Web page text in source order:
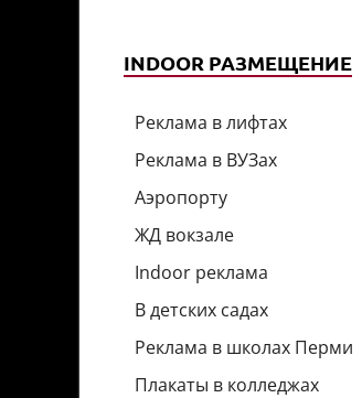
INDOOR РАЗМЕЩЕНИЕ
Реклама в лифтах
Реклама в ВУЗах
Аэропорту
ЖД вокзале
Indoor реклама
В детских садах
Реклама в школах Перми
Плакаты в колледжах